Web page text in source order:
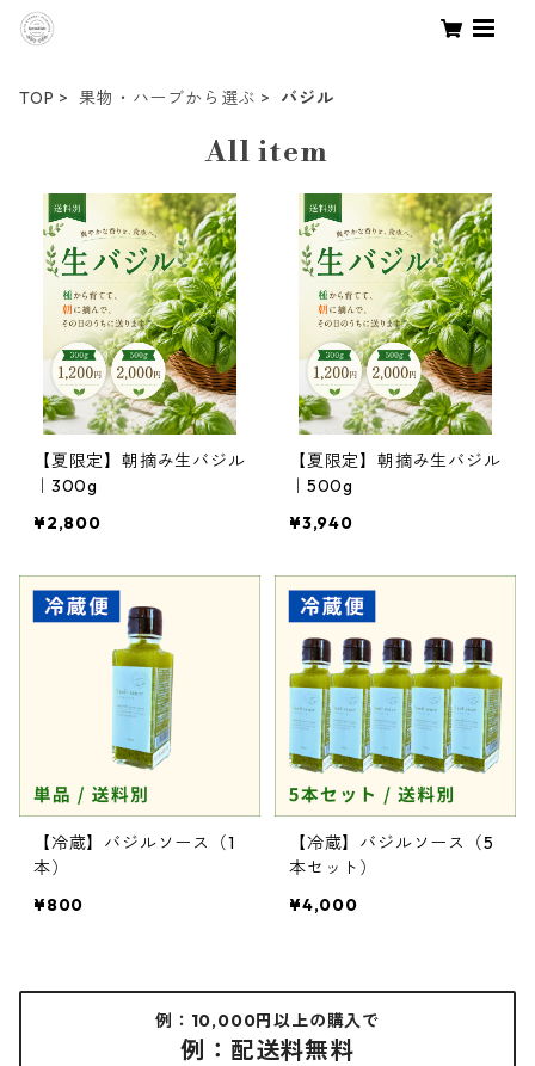
TOP 果物・ハーブから選ぶ バジル
All item
【夏限定】朝摘み生バジル
｜300g
¥2,800
【夏限定】朝摘み生バジル
｜500g
¥3,940
【冷蔵】バジルソース（1
本）
¥800
【冷蔵】バジルソース（5
本セット）
¥4,000
例：10,000円以上の購入で
例：配送料無料